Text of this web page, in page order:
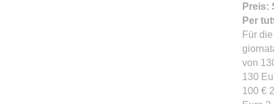
Preis:
Per
Für
von
130
100 €